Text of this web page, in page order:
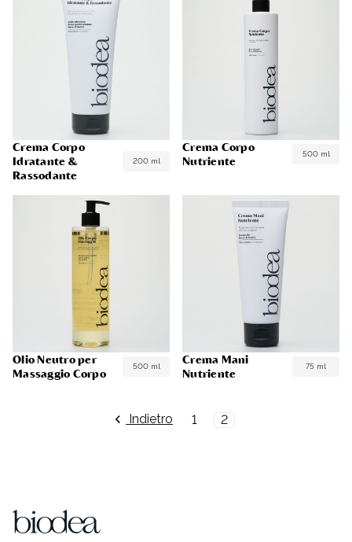
Crema Corpo
Idratante &
Rassodante
200 ml
Crema Corpo
Nutriente
500 ml
Olio Neutro per
Massaggio Corpo
500 ml
Crema Mani
Nutriente
75 ml
Indietro 1 2